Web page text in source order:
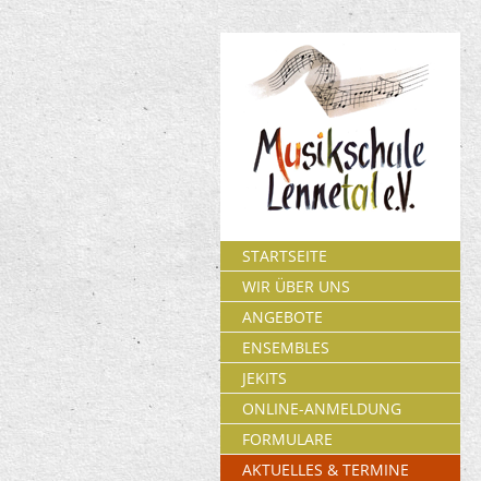
STARTSEITE
WIR ÜBER UNS
ANGEBOTE
ENSEMBLES
JEKITS
ONLINE-ANMELDUNG
FORMULARE
AKTUELLES & TERMINE